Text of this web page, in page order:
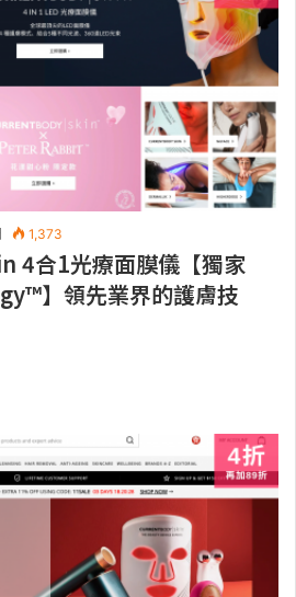
1,373
4合1光療面膜儀【獨家
】領先業界的護膚技